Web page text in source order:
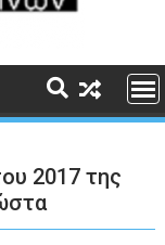
2017 της